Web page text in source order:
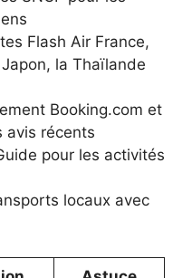
Flash Air France,
la Thaïlande
Booking.com et
avis récents
pour les activités
locaux avec